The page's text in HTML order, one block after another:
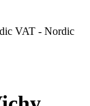
VAT - Nordic